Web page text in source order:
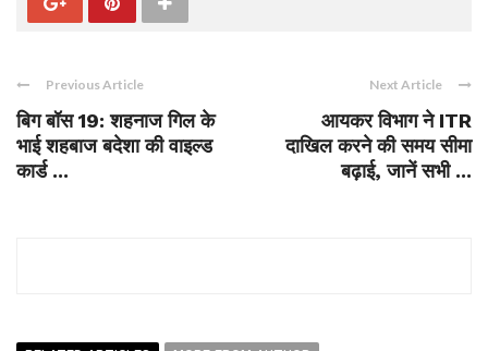
Previous Article
बिग बॉस 19: शहनाज गिल के
भाई शहबाज बदेशा की वाइल्ड
कार्ड ...
Next Article
आयकर विभाग ने ITR
दाखिल करने की समय सीमा
बढ़ाई, जानें सभी ...